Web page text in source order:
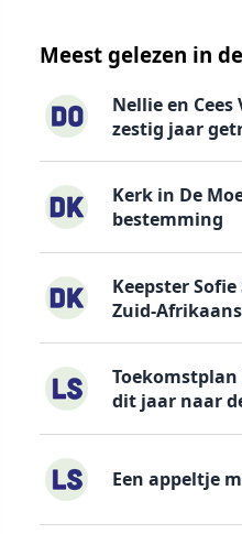
Meest gelezen in
Nellie en
zestig jaar
Kerk in De
bestemming
Keepster
Zuid-
dit jaar naar
Een appeltje